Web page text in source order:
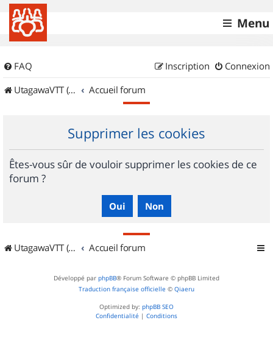
Menu
FAQ Connexion
Inscription
UtagawaVTT (Randos VTT et VTTAE avec traces GPS)
Accueil forum
Supprimer les cookies
Êtes-vous sûr de vouloir supprimer les cookies de ce
forum ?
UtagawaVTT (Randos VTT et VTTAE avec traces GPS) Accueil forum
Développé par phpBB® Forum Software © phpBB Limited
Traduction française officielle © Qiaeru
Optimized by: phpBB SEO
Confidentialité | Conditions